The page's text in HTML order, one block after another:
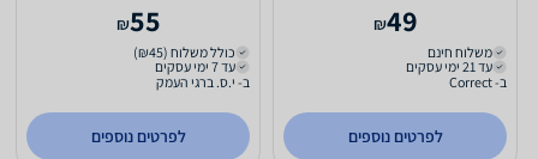
49
₪
משלוח חינם
עד 21 ימי עסקים
ב- Correct
לפרטים נוספים
55
₪
כולל משלוח (₪45)
עד 7 ימי עסקים
ב- י.ס. ברגי העמק
לפרטים נוספים